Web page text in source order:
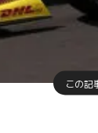
この記